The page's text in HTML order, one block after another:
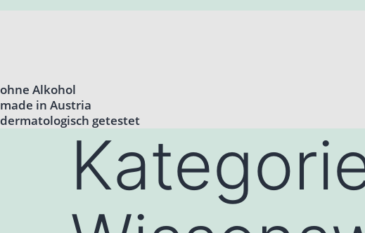
ohne Alkohol
made in Austria
dermatologisch getestet